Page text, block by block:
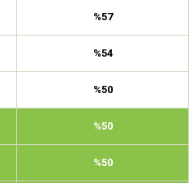
%57
%54
%50
%50
%50